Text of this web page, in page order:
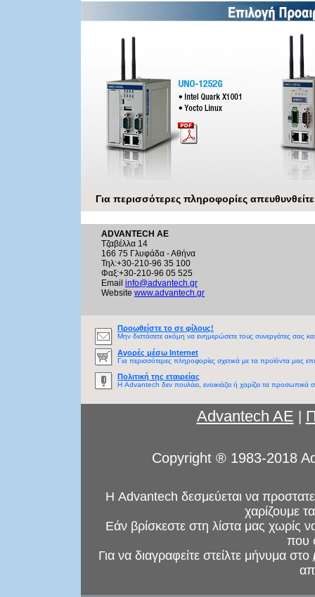
Για περισσότερες πληροφορίες
ADVANTECH AE
Τζαβέλλα 14
166 75 Γλυφάδα - Αθήνα
Τηλ:+30-210-96 35 100
Φαξ:+30-210-96 05 525
Email info@advantech.gr
Website www.advantech.gr
Προωθείστε το σε φίλους!
Μην διστάσετε ακόμη να ενημερώσετε τους συνεργάτες σας
Αγορές μέσω Internet
Για περισσότερες πληροφορίες σχετικά με τα προϊόντα μας
Πολιτική της εταιρείας
Η Advantech δεν πουλάει, ενοικιάζει ή χαρίζει τα προσωπικά
Advantech AE
Copyright ® 1983-2018
Η Advantech δεσμεύεται να
χαρίζουμε
Εάν βρίσκεστε στη λίστα μας χωρίς
που
Για να διαγραφείτε στείλτε μήνυμα στο